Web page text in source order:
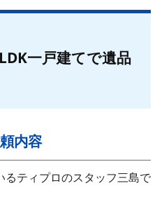
一戸建てで遺品
内容
ティプロのスタッフ三島で